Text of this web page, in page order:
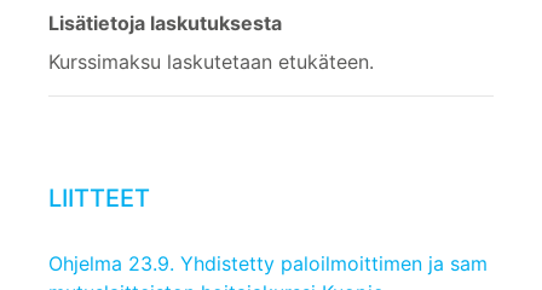
Lisätietoja laskutuksesta
Kurssimaksu laskutetaan etukäteen.
LIITTEET
Ohjelma 23.9. Yhdistetty paloilmoittimen ja sam